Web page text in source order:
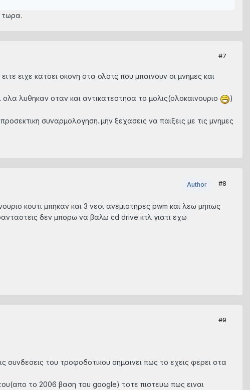
τωρα.
#7
ειχε κατσει σκονη στα σλοτς που μπαινουν οι μνημες και
λυθηκαν οταν και αντικατεστησα το μολις(ολοκαινουριο
)
συναρμολογηση..μην ξεχασεις να παιξεις με τις μνημες
Author #8
κουτι μπηκαν και 3 νεοι ανεμιστηρες pwm και λεω μηπως
δεν μπορω να βαλω cd drive κτλ γιατι εχω
#9
του τροφοδοτικου σημαινει πως το εχεις φερει στα
το 2006 βαση του google) τοτε πιστευω πως ειναι